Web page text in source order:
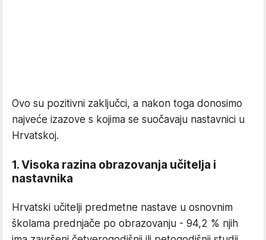
Ovo su pozitivni zaključci, a nakon toga donosimo
najveće izazove s kojima se suočavaju nastavnici u
Hrvatskoj.
1. Visoka razina obrazovanja učitelja i
nastavnika
Hrvatski učitelji predmetne nastave u osnovnim
školama prednjače po obrazovanju - 94,2 % njih